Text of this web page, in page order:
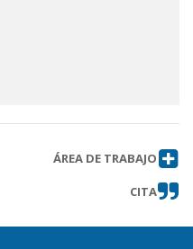
ÁREA DE TRABAJO
CITA